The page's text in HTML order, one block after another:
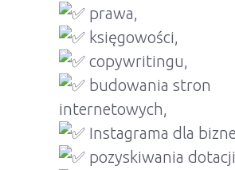
prawa,
księgowości,
copywritingu,
budowania stron
internetowych,
Instagrama dla
pozyskiwania